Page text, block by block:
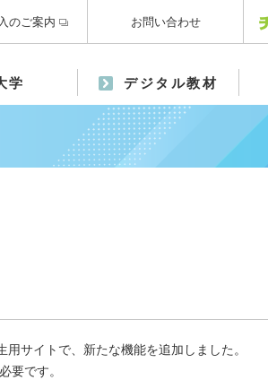
のご案内 お問い合わせ
学 デジタル教材
サイトで、新たな機能を追加しました。
です。